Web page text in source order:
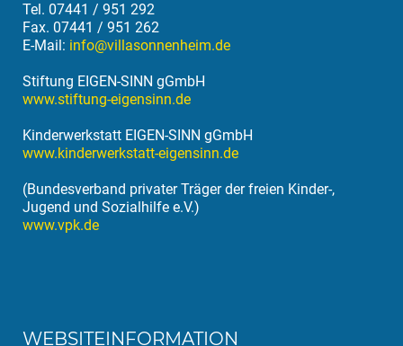
Tel. 07441 / 951 292
Fax. 07441 / 951 262
E-Mail: info@villasonnenheim.de
Stiftung EIGEN-SINN gGmbH
www.stiftung-eigensinn.de
Kinderwerkstatt EIGEN-SINN gGmbH
www.kinderwerkstatt-eigensinn.de
(Bundesverband privater Träger der freien Kinder-,
Jugend und Sozialhilfe e.V.)
www.vpk.de
WEBSITEINFORMATION